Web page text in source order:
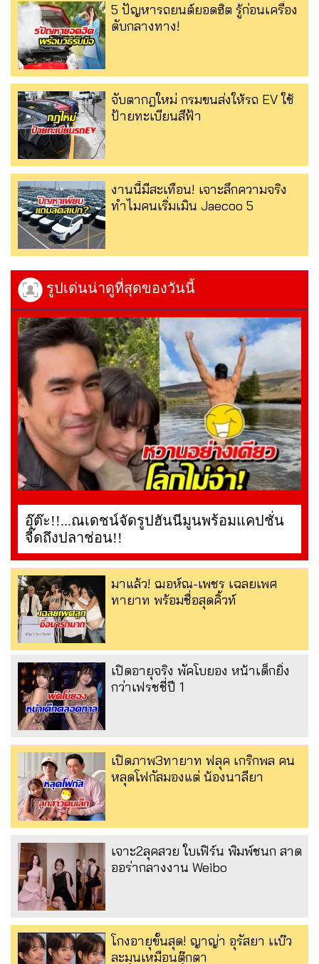
5 ปัญหารถยนต์ยอดฮิต รู้ก่อนเครื่อง
ดับกลางทาง!
จับตากฎใหม่ กรมขนส่งให้รถ EV ใช้
ป้ายทะเบียนสีฟ้า
งานนี้มีสะเทือน! เจาะลึกความจริง
ทำไมคนเริ่มเมิน Jaecoo 5
รูปเด่นน่าดูที่สุดของวันนี้
อุ๊ต๊ะ!!...ณเดชน์จัดรูปฮันนีมูนพร้อมแคปชั่น
จี๊ดถึงปลาช่อน!!
มาแล้ว! ฌอห์ณ-เพชร เฉลยเพศ
ทายาท พร้อมชื่อสุดคิ้วท์
เปิดอายุจริง พัคโบยอง หน้าเด็กยิ่ง
กว่าเฟรชชี่ปี 1
เปิดภาพ3ทายาท ฟลุค เกริกพล คน
หลุดโฟกัสมองแต่ น้องนาลียา
เจาะ2ลุคสวย ใบเฟิร์น พิมพ์ชนก สาด
ออร่ากลางงาน Weibo
โกงอายุขั้นสุด! ญาญ่า อุรัสยา เเบ๊ว
ละมุนเหมือนตุ๊กตา